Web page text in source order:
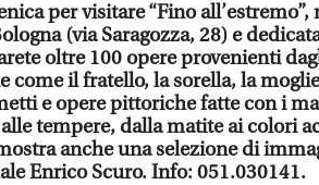
per visitare “Fino
(via Saragozza, 28) e
oltre 100 opere provenienti
come il fratello, la sorella, la
e opere pittoriche fatte con i
tempere, dalla matite ai colori
anche una selezione di
Enrico Scuro. Info: 051.030141.